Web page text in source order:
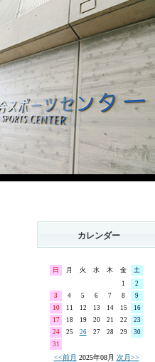
カレンダー
日 月 火 水 木 金
土
1
2
3
4 5 6 7 8
9
10
11 12 13 14 15
16
17
18 19 20 21 22
23
24
25 26 27 28 29
30
31
<<前月 2025年08月 次月>>